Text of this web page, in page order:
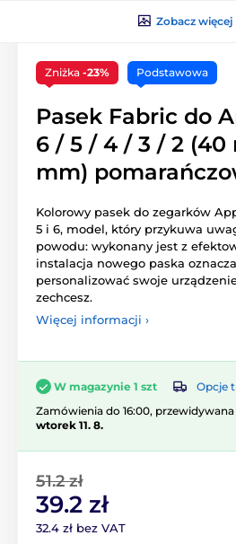
Zobacz więcej
Zniżka -23% Podstawowa
Pasek Fabric do
6 / 5 / 4 / 3 / 2 (40
mm)
Kolorowy pasek do zegarków
5 i 6, model, który przykuwa
powodu: wykonany jest z
instalacja nowego paska
personalizować swoje
zechcesz.
Więcej informacji ›
W magazynie 1 szt
Opcje
Zamówienia do 16:00,
wtorek 11. 8.
51.2 zł
39.2 zł
32.4 zł bez VAT